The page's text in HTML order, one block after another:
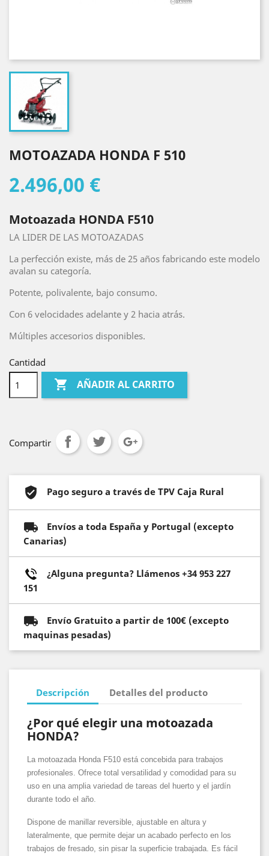
MOTOAZADA HONDA F 510
2.496,00 €
Motoazada HONDA F510
LA LIDER DE LAS MOTOAZADAS
La perfección existe, más de 25 años fabricando este modelo
avalan su categoría.
Potente, polivalente, bajo consumo.
Con 6 velocidades adelante y 2 hacia atrás.
Múltiples accesorios disponibles.
Cantidad
 AÑADIR AL CARRITO
Compartir
Pago seguro a través de TPV Caja Rural
Envíos a toda España y Portugal (excepto
Canarias)
¿Alguna pregunta? Llámenos +34 953 227
151
Envío Gratuito a partir de 100€ (excepto
maquinas pesadas)
Descripción Detalles del producto
¿Por qué elegir una motoazada
HONDA?
La motoazada Honda F510 está concebida para trabajos
profesionales. Ofrece total versatilidad y comodidad para su
uso en una amplia variedad de tareas del huerto y el jardín
durante todo el año.
Dispone de manillar reversible, ajustable en altura y
lateralmente, que permite dejar un acabado perfecto en los
trabajos de fresado, sin pisar la superficie trabajada. Es fácil